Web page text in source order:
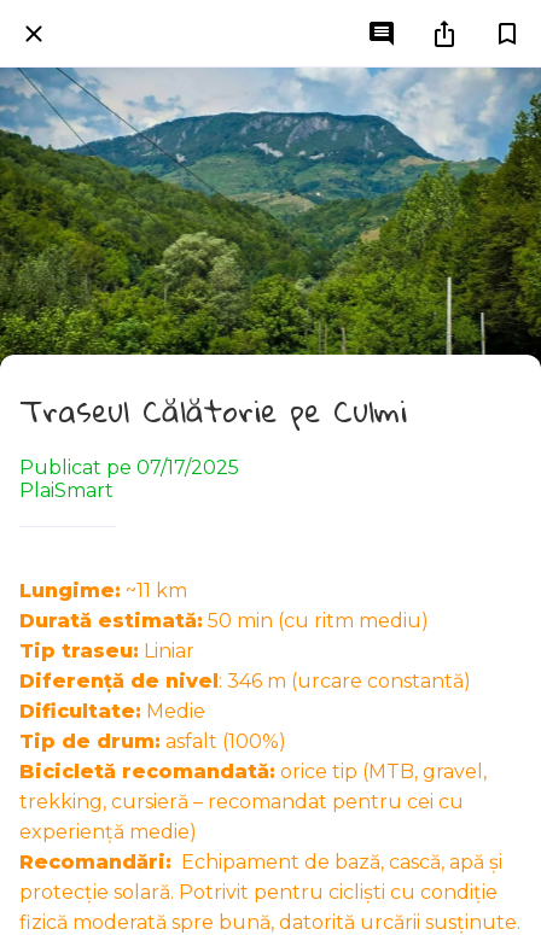
Traseul Călătorie pe Culmi
Publicat pe 07/17/2025
PlaiSmart
Lungime: ~11 km
Durată estimată: 50 min (cu ritm mediu)
Tip traseu: Liniar
Diferență de nivel: 346 m (urcare constantă)
Dificultate: Medie
Tip de drum: asfalt (100%)
Bicicletă recomandată: orice tip (MTB, gravel,
trekking, cursieră – recomandat pentru cei cu
experiență medie)
Recomandări: Echipament de bază, cască, apă și
protecție solară. Potrivit pentru cicliști cu condiție
fizică moderată spre bună, datorită urcării susținute.